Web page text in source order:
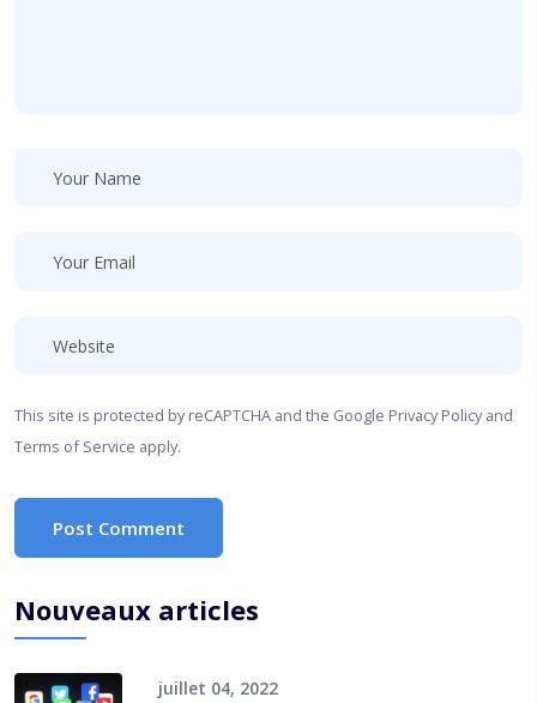
This site is protected by reCAPTCHA and the Google Privacy Policyand
Terms of Service apply.
Post Comment
Nouveaux articles
juillet 04, 2022